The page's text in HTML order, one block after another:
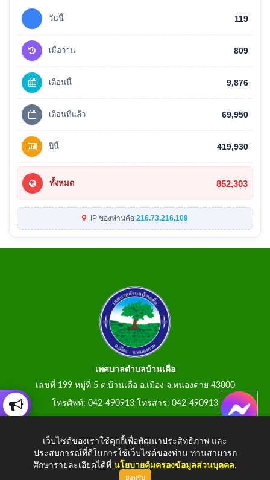
วันนี้ 119
เมื่อวาน 809
เดือนนี้ 9,876
เดือนที่แล้ว 69,950
ปีนี้ 419,930
ทั้งหมด 852,303
IP ของท่านคือ 216.73.216.109
เทศบาลตำบลบ้านเดื่อ
เลขที่ 199 หมู่ที่ 5 ต.บ้านเดื่อ อ.เมือง จ.หนองคาย 43000
โทรศัพท์: 042-490913 โทรสาร: 042-490913
เว็บไซต์ของเราใช้คุกกี้เพื่อพัฒนาประสิทธิภาพ และ
ประสบการณ์ที่ดีในการใช้เว็บไซต์ของท่าน ท่านสามารถ
ศึกษารายละเอียดได้ที่ นโยบายคุ้มครองข้อมูลส่วนบุคคล.
ยอมรับ